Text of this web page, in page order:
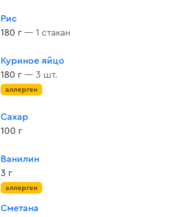
Рис
180 г — 1 стакан
Куриное яйцо
180 г — 3 шт.
аллерген
Сахар
100 г
Ванилин
3 г
аллерген
Сметана